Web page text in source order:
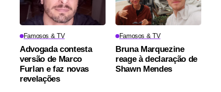
Famosos & TV
Advogada contesta
versão de Marco
Furlan e faz novas
revelações
Famosos & TV
Bruna Marquezine
reage à declaração de
Shawn Mendes